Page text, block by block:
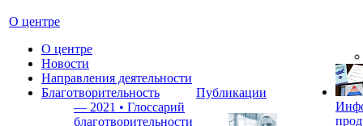
О центре
О центре
Новости
Направления деятельности
Благотворительность
— 2021 • Глоссарий
благотворительности
Публикации